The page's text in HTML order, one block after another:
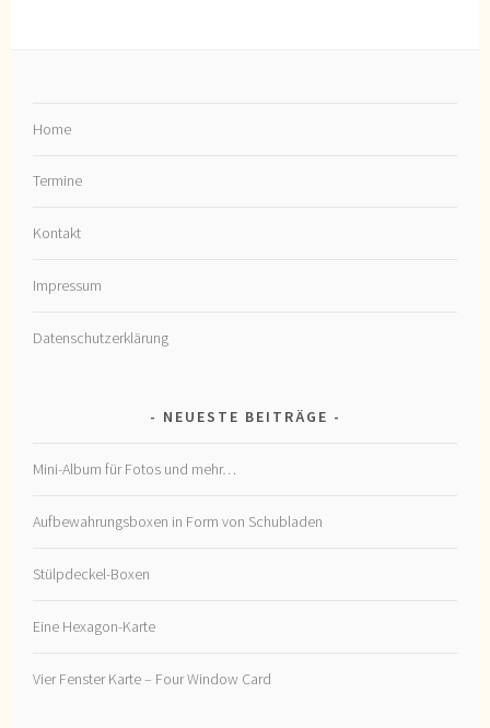
Home
Termine
Kontakt
Impressum
Datenschutzerklärung
NEUESTE BEITRÄGE
Mini-Album für Fotos und mehr…
Aufbewahrungsboxen in Form von Schubladen
Stülpdeckel-Boxen
Eine Hexagon-Karte
Vier Fenster Karte – Four Window Card